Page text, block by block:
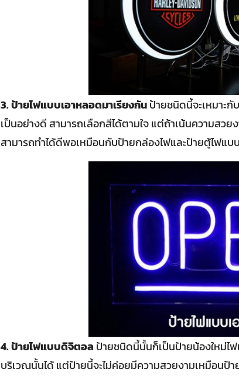
3. ป้ายไฟแบบเอาหลอดมาเรียงกันป้ายชนิดนี้จะเหมาะ
เป็นอย่างดี สามารถเลือกสีได้ตามใจ แต่ถ้าเน้นความสว
สามารถทำได้ดีพอเหมือนกับป้ายกล่องไฟและป้ายตู้ไฟแบ
4. ป้ายไฟแบบดิจิตอล ป้ายชนิดนี้นั้นก็เป็นป้ายน้องใหม่ไ
บริเวณนั้นได้ แต่ป้ายนี้จะไม่ค่อยมีความสวยงามเหมือนป้า